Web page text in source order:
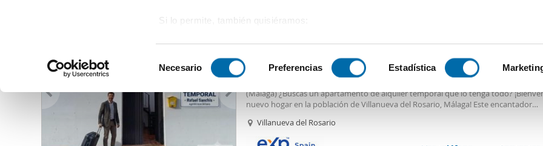
Si lo permite, también quisiéramos:
Identificar su dispositivo analizándolo activamente para buscar características
Obtenga más información sobre cómo se procesan sus datos personales y establezca
preferencias en la
sección de datos. Puede cambiar o retirar su consentimiento en
en la Declaración de cookies.
e
c
Necesario Preferencias Estadística
2
Alquiler piso con 1 habitacion
(Málaga) ¿Buscas un apartamento de alquiler temporal que lo tenga todo?
nuevo hogar en la población de Villanueva del Rosario, Málaga! Este encantador
teletrabajadores, nómadas digitales o cualquier persona que necesite una estancia
mínimo 10 meses hasta lo que precises. Lo Mejor de la Vivienda: • Estupenda Terraza
Villanueva del Rosario